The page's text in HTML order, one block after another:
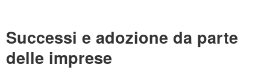
Successi e adozione da parte
delle imprese